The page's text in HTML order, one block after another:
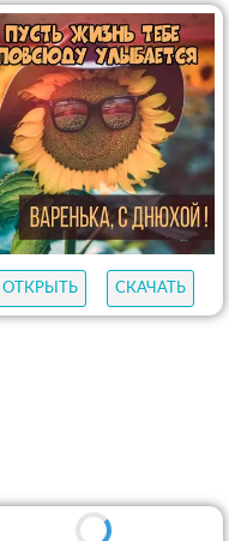
ОТКРЫТЬ СКАЧАТЬ